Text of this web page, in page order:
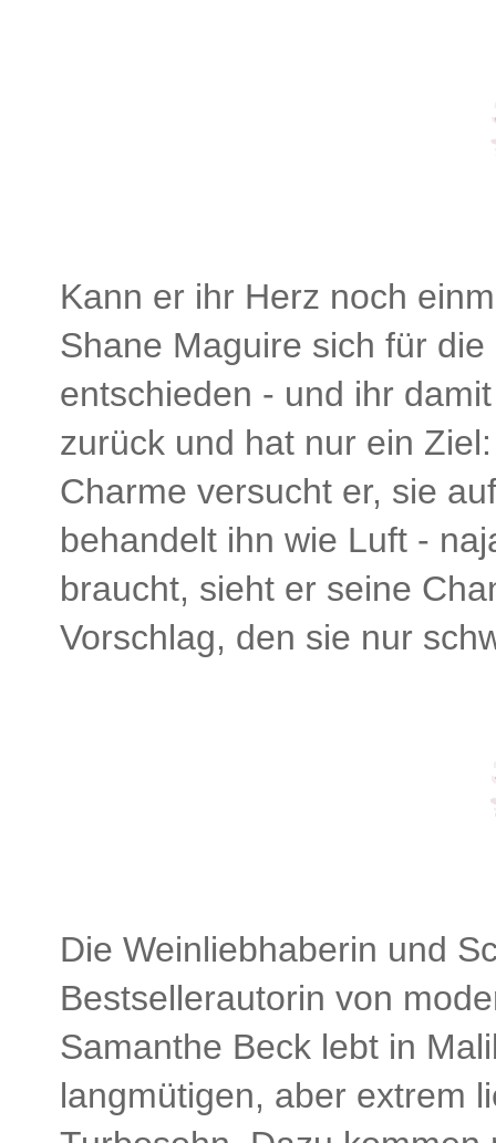
Kann er ihr Herz noch
Shane Maguire sich für
entschieden - und ihr
zurück und hat nur ein
Charme versucht er, sie
behandelt ihn wie Luft -
braucht, sieht er seine
Vorschlag, den sie nur
Die Weinliebhaberin und
Bestsellerautorin von
Samanthe Beck lebt in
langmütigen, aber extrem